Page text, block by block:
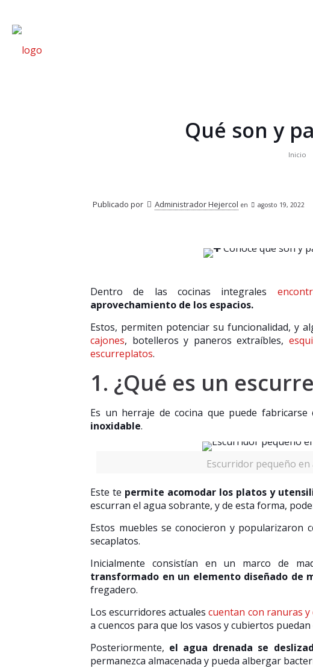
Qué son y
Inicio
Publicado por Administrador Hejercol en agosto 19, 2022
Dentro de las cocinas integrales
aprovechamiento de los espacios.
Estos, permiten potenciar su funcionalidad, y
cajones, botelleros y paneros extraíbles,
escurreplatos.
1. ¿Qué es un
Es un herraje de cocina que puede fabricarse
inoxidable.
Escurridor pequeño
Este te permite acomodar los platos y
escurran el agua sobrante, y de esta forma,
Estos muebles se conocieron y popularizaron
secaplatos.
Inicialmente consistían en un marco de
transformado en un elemento diseñado de
fregadero.
Los escurridores actualescuentan con ranuras
a cuencos para que los vasos y cubiertos
Posteriormente, el agua drenada se
permanezca almacenada y pueda albergar